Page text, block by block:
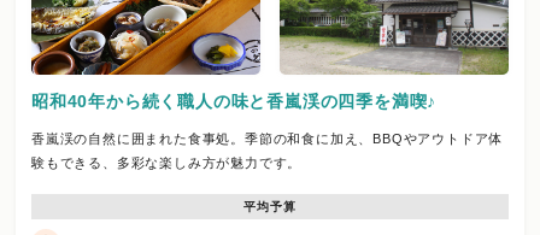
昭和40年から続く職人の味と香嵐渓の四季を満喫♪
香嵐渓の自然に囲まれた食事処。季節の和食に加え、BBQやアウトドア体
験もできる、多彩な楽しみ方が魅力です。
平均予算